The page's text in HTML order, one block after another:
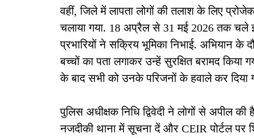
वहीं, जिले में लापता लोगों की तलाश के लिए
चलाया गया. 18 अप्रैल से 31 मई 2026 तक चले
प्रभारियों ने सक्रिय भूमिका निभाई. अभियान के
बच्चों का पता लगाकर उन्हें सुरक्षित बरामद
के बाद सभी को उनके परिजनों के हवाले कर दिया
पुलिस अधीक्षक निधि द्विवेदी ने लोगों से अपील
नजदीकी थाना में सूचना दें और CEIR पोर्टल पर